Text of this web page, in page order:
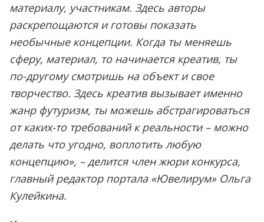
материалу, участникам. Здесь авторы
раскрепощаются и готовы показать
необычные концепции. Когда ты меняешь
сферу, материал, то начинается креатив, ты
по-другому смотришь на объект и свое
творчество. Здесь креатив вызывает именно
жанр футуризм, ты можешь абстрагироваться
от каких-то требований к реальности – можно
делать что угодно, воплотить любую
концепцию», – делится член жюри конкурса,
главный редактор портала «Ювелирум» Ольга
Кулейкина.